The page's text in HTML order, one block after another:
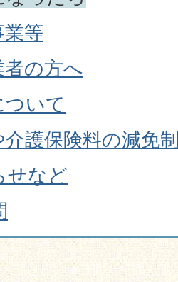
等
者の方へ
ついて
護保険料の減免
せなど